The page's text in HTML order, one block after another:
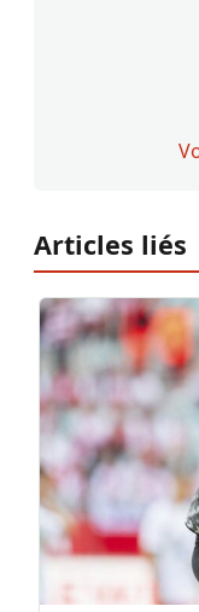
Articles liés